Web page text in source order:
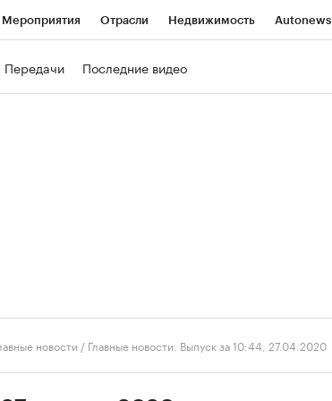
Мероприятия Отрасли Недвижимость Autonews
Передачи Последние видео
новости / Главные новости. Выпуск за 10:44, 27.04.2020